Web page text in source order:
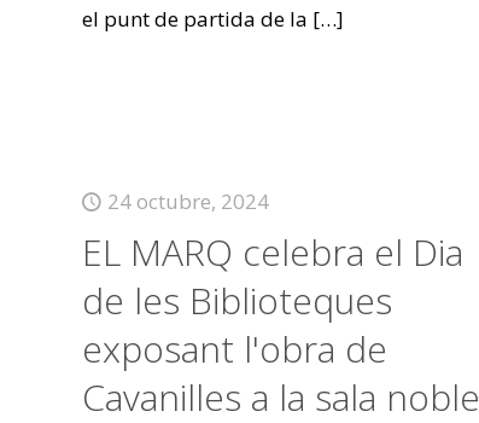
el punt de partida de la […]
24 octubre, 2024
EL MARQ celebra el Dia
de les Biblioteques
exposant l'obra de
Cavanilles a la sala noble